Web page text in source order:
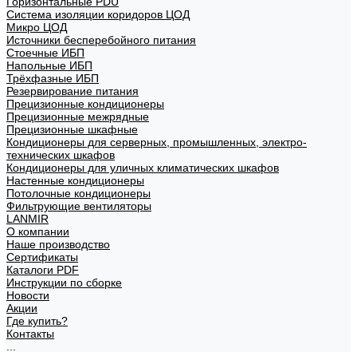
Система изоляции коридоров ЦОД
Микро ЦОД
Источники бесперебойного питания
Стоечные ИБП
Напольные ИБП
Трёхфазные ИБП
Резервирование питания
Прецизионные кондиционеры
Прецизионные межрядные
Прецизионные шкафные
Кондиционеры для серверных, промышленных, электро-
технических шкафов
Кондиционеры для уличных климатических шкафов
Настенные кондиционеры
Потолочные кондиционеры
Фильтрующие вентиляторы
LANMIR
О компании
Наше производство
Сертификаты
Каталоги PDF
Инструкции по сборке
Новости
Акции
Где купить?
Контакты